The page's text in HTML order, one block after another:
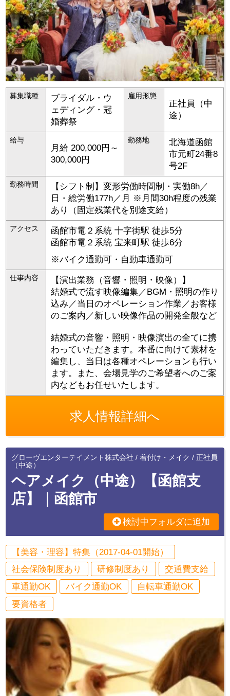
募集職種
ブライダル・ウ
ェディング・冠
婚葬祭
雇用形態
正社員（中
途）
給与
月給 200,000円～
300,000円
勤務地 北海道函館
市元町24番8
号2F
勤務時間
【シフト制】変形労働時間制・実働8h／
日・総労働177h／月 ※月間30h程度の残業
あり（固定残業代を別途支給）
アクセス
函館市電２系統 十字街駅 徒歩5分
函館市電２系統 宝来町駅 徒歩6分
※バイク通勤可・自動車通勤可
仕事内容
【演出業務（音響・照明・映像）】
結婚式で流す映像編集／BGM・照明の作り
込み／当日のオペレーション作業／お客様
のご案内／新しい映像作品の開発全般など
結婚式の音響・照明・映像演出の全てに携
わっていただきます。本番に向けて素材を
編集し、当日は各種オペレーションも行い
ます。また、会場見学のご希望者へのご案
内などもお任せいたします。
求人情報詳細へ
グローヴエンターテイメント株式会社 / 着付け・メイク / 正社員
（中途）
ヘアメイク（中途）【函館支
店】｜函館市
検討中フォルダに追加
【美容・理容】特集（2017-04-01開始）
社会保険制度あり
研修制度あり
交通費支給
車通勤OK
バイク通勤OK
自転車通勤OK
要資格者